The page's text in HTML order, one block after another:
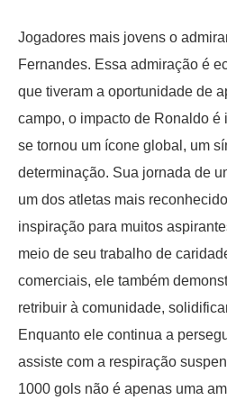
Jogadores mais jovens o
Fernandes. Essa admiração é
que tiveram a oportunidade de
campo, o impacto de Ronaldo
se tornou um ícone global, um
determinação. Sua jornada de
um dos atletas mais
inspiração para muitos
meio de seu trabalho de
comerciais, ele também
retribuir à comunidade,
Enquanto ele continua a
assiste com a respiração
1000 gols não é apenas uma